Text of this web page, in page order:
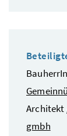
Architekt
gmbh